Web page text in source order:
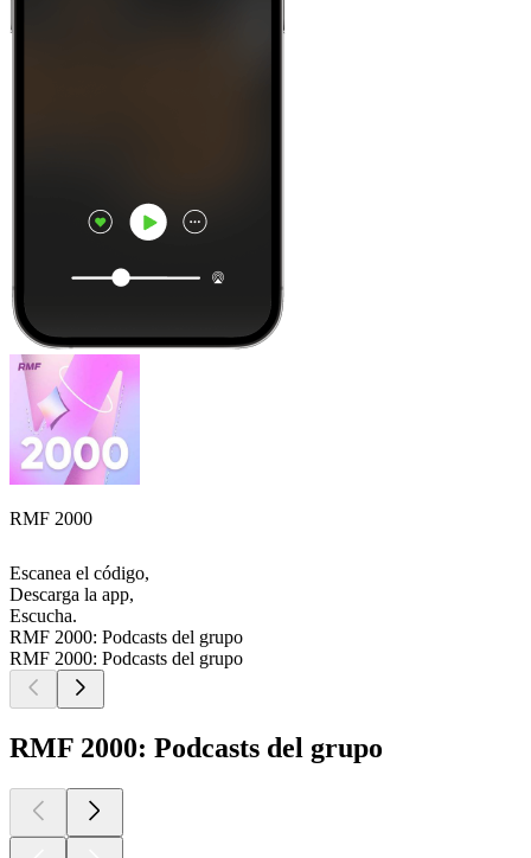
RMF 2000
Escanea el código,
Descarga la app,
Escucha.
RMF 2000: Podcasts del grupo
RMF 2000: Podcasts del grupo
RMF 2000: Podcasts del grupo